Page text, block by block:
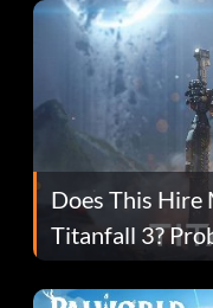
Does This
Titanfall 3?
Fans Are